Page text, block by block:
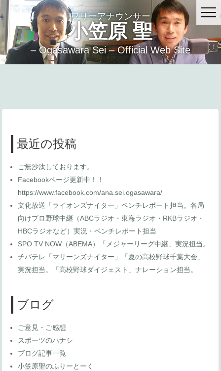
フリーアナウンサー
小笠原 聖
– Ogasawara Sei – Official Web Site
最近の投稿
ご無沙汰しております。
Facebookページ更新中！！
https://www.facebook.com/ana.sei.ogasawara/
文化放送「ライオンズナイター」ベンチレポート担当。各局
向けプロ野球中継（ABCラジオ・東海ラジオ・RKBラジオ・
HBCラジオなど）実況・ベンチレポート担当
SPO TV NOW（ABEMA）「メジャーリーグ中継」実況担当。
チバテレ「マリーンズナイター」「夏の高校野球千葉大会」
実況担当。「高校野球ダイジェスト」ナレーション担当。
ブログ
ご意見・ご感想
スポーツのハナシ
ブログ記事一覧
小笠原聖のふりーとーく